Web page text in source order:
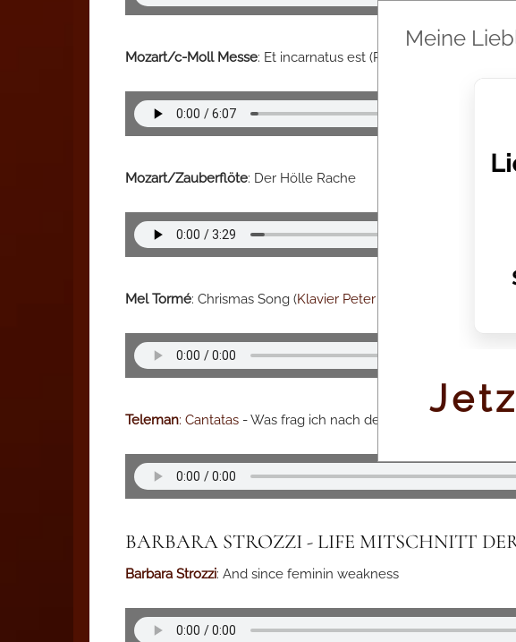
Mozart/c-Moll Messe: Et incarnatus est (Probenausschnitt)
Mozart/Zauberflöte: Der Hölle Rache
Mel Tormé: Chrismas Song (Klavier Peter Dicke
Teleman: Cantatas - Was frag ich nach der Welt
BARBARA STROZZI - LIFE MITSCHNITT
Barbara Strozzi: And since feminin weakness
Meine